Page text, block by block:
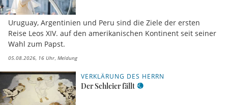
Uruguay, Argentinien und Peru sind die Ziele der ersten
Reise Leos XIV. auf den amerikanischen Kontinent seit seiner
Wahl zum Papst.
05.08.2026, 16 Uhr Meldung
VERKLÄRUNG DES HERRN
Der Schleier fällt